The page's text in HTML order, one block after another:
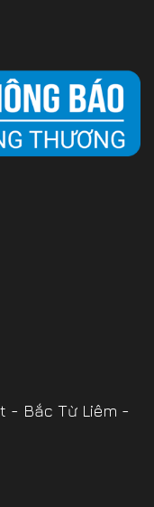
- Bắc Từ Liêm -